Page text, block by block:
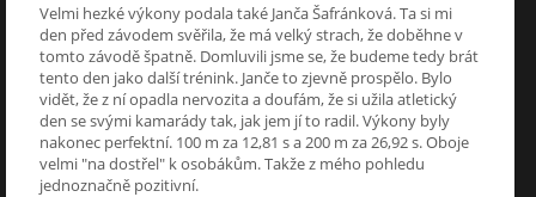
Velmi hezké výkony podala také Janča Šafránková. Ta si mi
den před závodem svěřila, že má velký strach, že doběhne v
tomto závodě špatně. Domluvili jsme se, že budeme tedy brát
tento den jako další trénink. Janče to zjevně prospělo. Bylo
vidět, že z ní opadla nervozita a doufám, že si užila atletický
den se svými kamarády tak, jak jem jí to radil. Výkony byly
nakonec perfektní. 100 m za 12,81 s a 200 m za 26,92 s. Oboje
velmi "na dostřel" k osobákům. Takže z mého pohledu
jednoznačně pozitivní.